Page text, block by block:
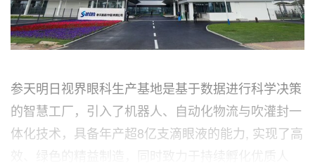
参天明日视界眼科生产基地是基于数据进行科学决策
的智慧工厂，引入了机器人、自动化物流与吹灌封一
体化技术，具备年产超8亿支滴眼液的能力, 实现了高